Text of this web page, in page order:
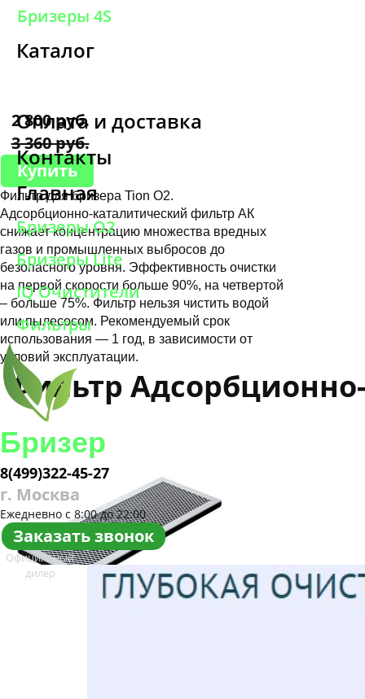
Бризеры 4S
Каталог
Оплата и доставка
Контакты
Главная
Бризеры O2
Бризеры Lite
IQ Очистители
Фильтры
Бризер
8(499)322-45-27
г. Москва
Ежедневно с 8:00 до 22:00
Заказать звонок
Официльный
дилер
2 800 руб.
3 360 руб.
Купить
Фильтр для бризера Tion O2.
Адсорбционно-каталитический фильтр АК
снижает концентрацию множества вредных
газов и промышленных выбросов до
безопасного уровня. Эффективность очистки
на первой скорости больше 90%, на четвертой
– больше 75%. Фильтр нельзя чистить водой
или пылесосом. Рекомендуемый срок
использования — 1 год, в зависимости от
условий эксплуатации.
Фильтр